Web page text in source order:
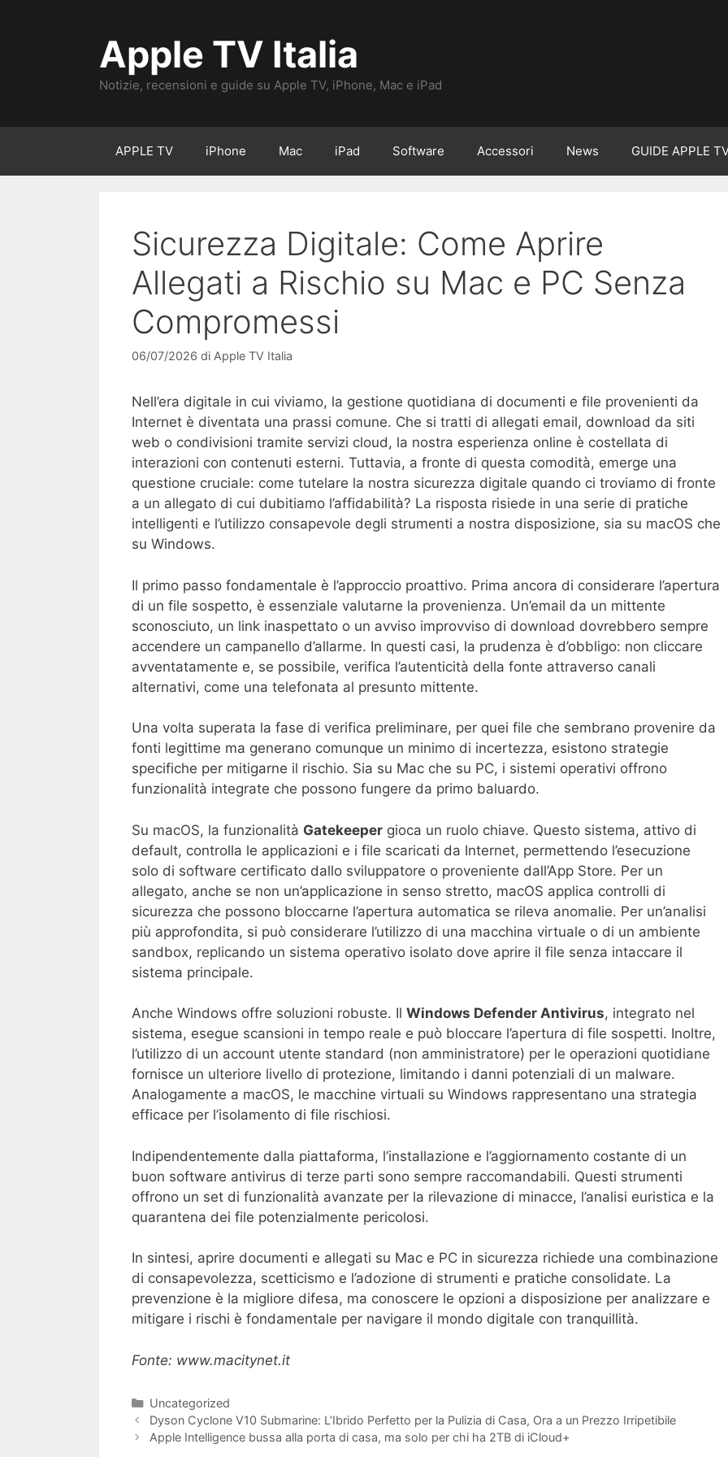
Apple TV Italia
Notizie, recensioni e guide su Apple TV, iPhone, Mac e iPad
APPLE TV iPhone Mac iPad Software Accessori News GUIDE APPLE
Sicurezza Digitale: Come Aprire
Allegati a Rischio su Mac e PC Senza
Compromessi
06/07/2026 di Apple TV Italia
Nell’era digitale in cui viviamo, la gestione quotidiana di documenti e file provenienti da
Internet è diventata una prassi comune. Che si tratti di allegati email, download da siti
web o condivisioni tramite servizi cloud, la nostra esperienza online è costellata di
interazioni con contenuti esterni. Tuttavia, a fronte di questa comodità, emerge una
questione cruciale: come tutelare la nostra sicurezza digitale quando ci troviamo di fronte
a un allegato di cui dubitiamo l’affidabilità? La risposta risiede in una serie di pratiche
intelligenti e l’utilizzo consapevole degli strumenti a nostra disposizione, sia su macOS che
su Windows.
Il primo passo fondamentale è l’approccio proattivo. Prima ancora di considerare l’apertura
di un file sospetto, è essenziale valutarne la provenienza. Un’email da un mittente
sconosciuto, un link inaspettato o un avviso improvviso di download dovrebbero sempre
accendere un campanello d’allarme. In questi casi, la prudenza è d’obbligo: non cliccare
avventatamente e, se possibile, verifica l’autenticità della fonte attraverso canali
alternativi, come una telefonata al presunto mittente.
Una volta superata la fase di verifica preliminare, per quei file che sembrano provenire da
fonti legittime ma generano comunque un minimo di incertezza, esistono strategie
specifiche per mitigarne il rischio. Sia su Mac che su PC, i sistemi operativi offrono
funzionalità integrate che possono fungere da primo baluardo.
Su macOS, la funzionalità Gatekeeper gioca un ruolo chiave. Questo sistema, attivo di
default, controlla le applicazioni e i file scaricati da Internet, permettendo l’esecuzione
solo di software certificato dallo sviluppatore o proveniente dall’App Store. Per un
allegato, anche se non un’applicazione in senso stretto, macOS applica controlli di
sicurezza che possono bloccarne l’apertura automatica se rileva anomalie. Per un’analisi
più approfondita, si può considerare l’utilizzo di una macchina virtuale o di un ambiente
sandbox, replicando un sistema operativo isolato dove aprire il file senza intaccare il
sistema principale.
Anche Windows offre soluzioni robuste. Il Windows Defender Antivirus, integrato nel
sistema, esegue scansioni in tempo reale e può bloccare l’apertura di file sospetti. Inoltre,
l’utilizzo di un account utente standard (non amministratore) per le operazioni quotidiane
fornisce un ulteriore livello di protezione, limitando i danni potenziali di un malware.
Analogamente a macOS, le macchine virtuali su Windows rappresentano una strategia
efficace per l’isolamento di file rischiosi.
Indipendentemente dalla piattaforma, l’installazione e l’aggiornamento costante di un
buon software antivirus di terze parti sono sempre raccomandabili. Questi strumenti
offrono un set di funzionalità avanzate per la rilevazione di minacce, l’analisi euristica e la
quarantena dei file potenzialmente pericolosi.
In sintesi, aprire documenti e allegati su Mac e PC in sicurezza richiede una combinazione
di consapevolezza, scetticismo e l’adozione di strumenti e pratiche consolidate. La
prevenzione è la migliore difesa, ma conoscere le opzioni a disposizione per analizzare e
mitigare i rischi è fondamentale per navigare il mondo digitale con tranquillità.
Fonte: www.macitynet.it
Categorie
Uncategorized
Dyson Cyclone V10 Submarine: L’Ibrido Perfetto per la Pulizia di Casa, Ora a un Prezzo Irripetibile
Apple Intelligence bussa alla porta di casa, ma solo per chi ha 2TB di iCloud+